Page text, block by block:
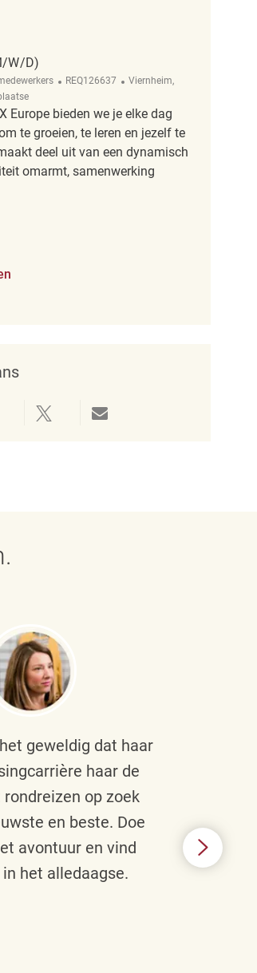
(m/w/d) REQ79402
W/D)
ReqId
REQ126637 Plaats
Viernheim,
Europe bieden we je elke dag
te groeien, te leren en jezelf te
deel uit van een dynamisch
omarmt, samenwerking
(m/w/d) REQ126637
via Facebook
Delen via twitterDelen via e-mail
geweldig dat haar
haar de
op zoek
en beste. Doe
avontuur en vind
het alledaagse.